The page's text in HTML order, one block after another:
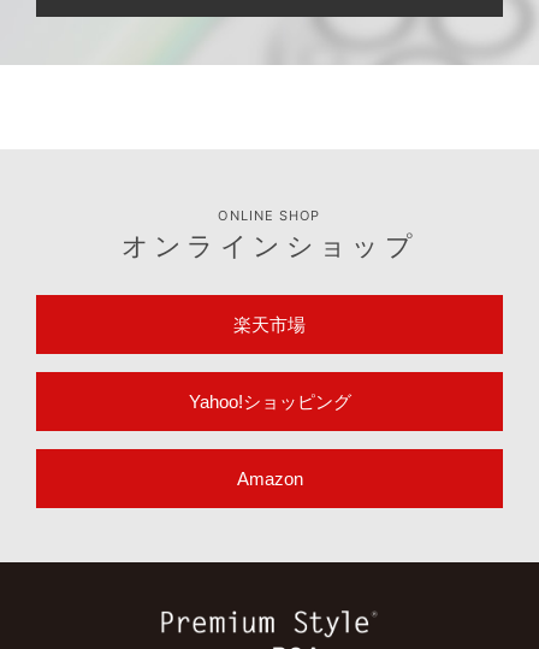
ONLINE SHOP
オンラインショップ
楽天市場
Yahoo!ショッピング
Amazon